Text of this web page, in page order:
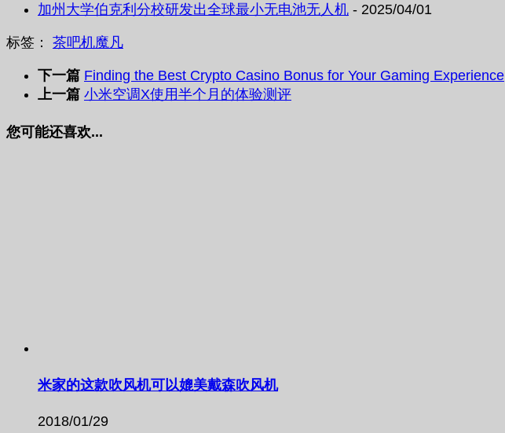
加州大学伯克利分校研发出全球最小无电池无人机 - 2025/04/01
标签： 茶吧机魔凡
下一篇 Finding the Best Crypto Casino Bonus for Your Gaming Experience
上一篇 小米空调X使用半个月的体验测评
您可能还喜欢...
米家的这款吹风机可以媲美戴森吹风机
2018/01/29